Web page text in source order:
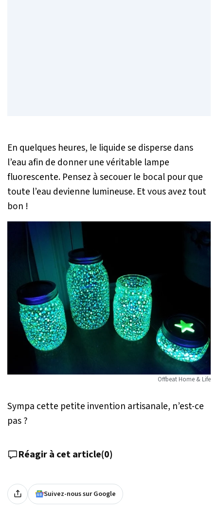
En quelques heures, le liquide se disperse dans
l’eau afin de donner une véritable lampe
fluorescente. Pensez à secouer le bocal pour que
toute l’eau devienne lumineuse. Et vous avez tout
bon !
Offbeat Home & Life
Sympa cette petite invention artisanale, n’est-ce
pas ?
Réagir à cet article(0)
Suivez-nous sur Google